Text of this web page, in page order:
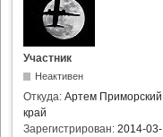
Участник
Неактивен
Откуда: Артем Приморский
край
Зарегистрирован: 2014-03-